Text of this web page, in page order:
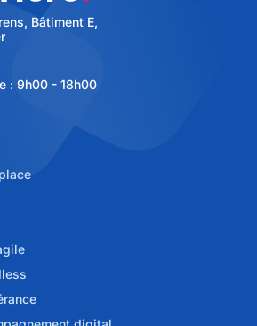
Bâtiment E,
: 9h00 - 18h00